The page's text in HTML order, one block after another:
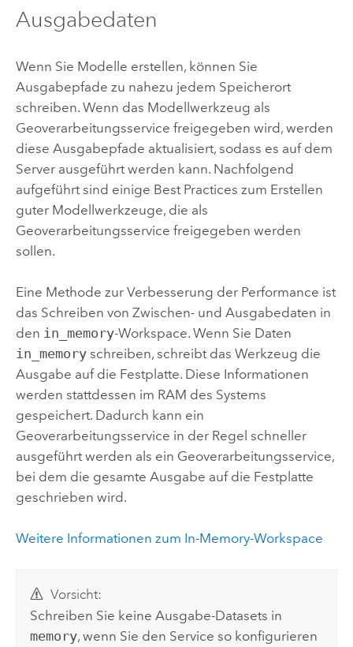
Ausgabedaten
Wenn Sie Modelle erstellen, können Sie
Ausgabepfade zu nahezu jedem Speicherort
schreiben. Wenn das Modellwerkzeug als
Geoverarbeitungsservice freigegeben wird, werden
diese Ausgabepfade aktualisiert, sodass es auf dem
Server ausgeführt werden kann. Nachfolgend
aufgeführt sind einige Best Practices zum Erstellen
guter Modellwerkzeuge, die als
Geoverarbeitungsservice freigegeben werden
sollen.
Eine Methode zur Verbesserung der Performance ist
das Schreiben von Zwischen- und Ausgabedaten in
den in_memory-Workspace. Wenn Sie Daten
in_memoryschreiben, schreibt das Werkzeug die
Ausgabe auf die Festplatte. Diese Informationen
werden stattdessen im RAM des Systems
gespeichert. Dadurch kann ein
Geoverarbeitungsservice in der Regel schneller
ausgeführt werden als ein Geoverarbeitungsservice,
bei dem die gesamte Ausgabe auf die Festplatte
geschrieben wird.
Weitere Informationen zum In-Memory-Workspace
Vorsicht:
Schreiben Sie keine Ausgabe-Datasets in
memory, wenn Sie den Service so konfigurieren